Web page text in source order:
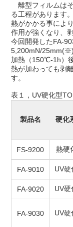
離型フィルムは
る工程があります。
熱がかかる事によ
作用が強くなり、
今回開発したFA-
5,200mN/
加熱（150℃-1h）
熱が加わっても剥
す。
表１，UV硬化型
製品名 硬化
FS-9200 熱硬
FA-9010 UV硬
FA-9020 UV硬
FA-9030 UV硬